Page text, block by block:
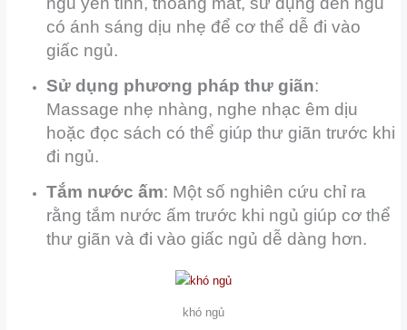
có ánh sáng dịu nhẹ để cơ thể dễ đi vào
giấc ngủ.
Sử dụng phương pháp thư giãn:
Massage nhẹ nhàng, nghe nhạc êm dịu
hoặc đọc sách có thể giúp thư giãn trước khi
đi ngủ.
Tắm nước ấm: Một số nghiên cứu chỉ ra
rằng tắm nước ấm trước khi ngủ giúp cơ thể
thư giãn và đi vào giấc ngủ dễ dàng hơn.
khó ngủ